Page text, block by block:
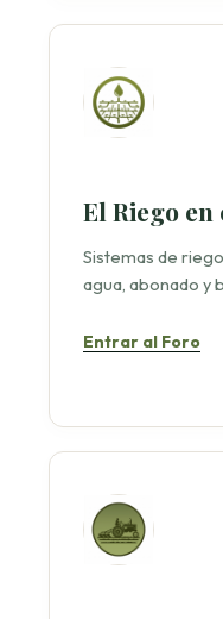
El Riego
Sistemas de
agua, abonado y
Entrar al Foro